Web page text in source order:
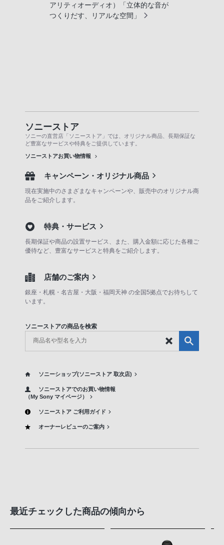
アリティオーディオ）「立体的な音が
つくりだす、リアルな空間」
ソニーストア
ソニーの直営店「ソニーストア」では、オリジナル商品、長期保証な
ど豊富なサービスや特典をご提供しています。
ソニーストアお買い物情報
キャンペーン・オリジナル商品
現在実施中のさまざまなキャンペーンや、販売中のオリジナル商
品をご紹介します。
特典・サービス
長期保証や商品の設置サービス、また、購入金額に応じた各種ご
優待など、豊富なサービスと特典をご紹介します。
店舗のご案内
銀座・札幌・名古屋・大阪・福岡天神 の全国5拠点でお待ちして
います。
ソニーストアの商品を検索
ソニーショップ(ソニーストア 取次店)
ソニーストアでのお買い物情報
（My Sony マイページ）
ソニーストア ご利用ガイド
オーナーレビューのご案内
最近チェックした商品の傾向から